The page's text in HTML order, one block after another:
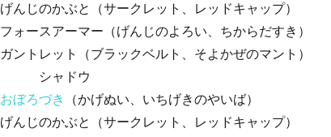
げんじのかぶと（サークレット、レッドキャップ）
フォースアーマー（げんじのよろい、ちからだすき）
ガントレット（ブラックベルト、そよかぜのマント）
シャドウ
おぼろづき
（かげぬい、いちげきのやいば）
げんじのかぶと（サークレット、レッドキャップ）